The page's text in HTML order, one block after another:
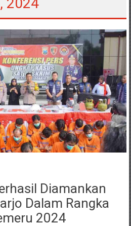
2024
Diamankan
Dalam Rangka
2024